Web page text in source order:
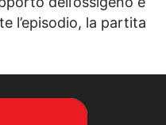
l’episodio, la partita